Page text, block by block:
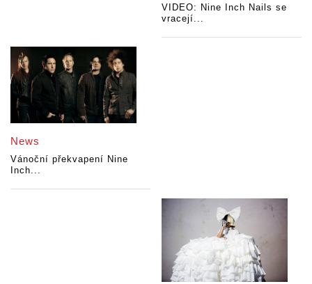
VIDEO: Nine Inch Nails se
vracejí...
News
Vánoční překvapení Nine
Inch...